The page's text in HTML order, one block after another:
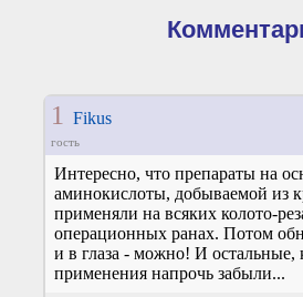
1 Fikus
гость
Интересно, что препараты на
аминокислоты, добываемой из
применяли на всяких колото-
операционных ранах. Потом
и в глаза - можно! И остальные,
применения напрочь забыли...